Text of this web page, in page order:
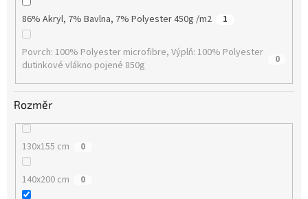
86% Akryl, 7% Bavlna, 7% Polyester 450g /m2 1
Povrch: 100% Polyester microfibre, Výplň: 100% Polyester
dutinkové vlákno pojené 850g
0
Rozměr
130x155 cm 0
140x200 cm 0